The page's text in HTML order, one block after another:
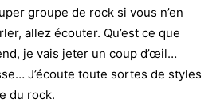
groupe de rock si vous n’en
allez écouter. Qu’est ce que
je vais jeter un coup d’œil…
J’écoute toute sortes de styles
du rock.